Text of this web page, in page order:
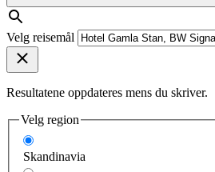
Velg reisemål
Resultatene oppdateres mens du skriver.
Velg region
Skandinavia